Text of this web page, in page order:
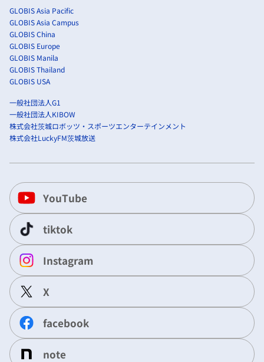
GLOBIS Asia Pacific
GLOBIS Asia Campus
GLOBIS China
GLOBIS Europe
GLOBIS Manila
GLOBIS Thailand
GLOBIS USA
一般社団法人G1
一般社団法人KIBOW
株式会社茨城ロボッツ・スポーツエンターテインメント
株式会社LuckyFM茨城放送
YouTube
tiktok
Instagram
X
facebook
note